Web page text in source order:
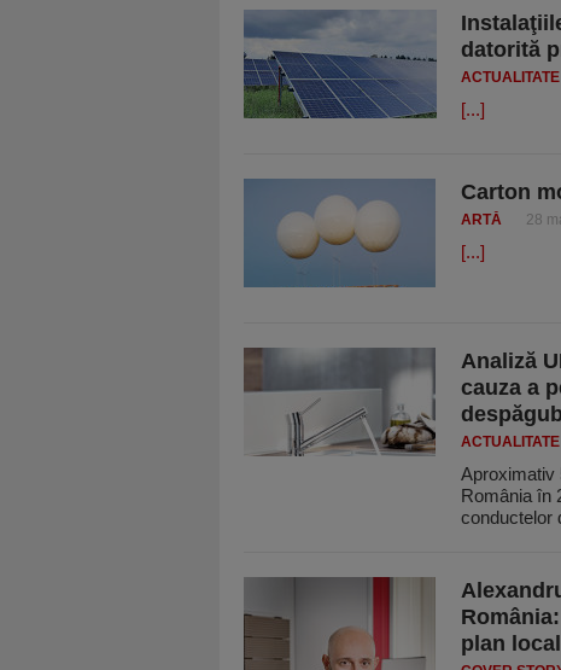
datorită
ACTUALITATE
[...]
Carton
ARTĂ 28
[...]
Analiză
cauza a
ACTUALITATE
Aproximativ
România în
conductelor
plan